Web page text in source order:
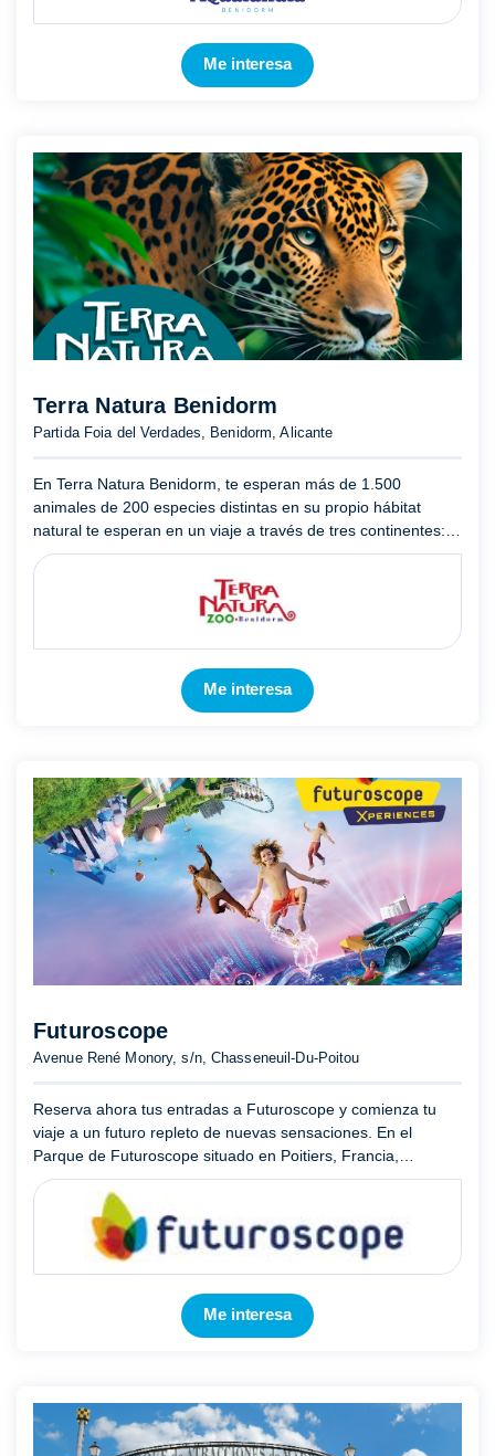
Me interesa
Terra Natura Benidorm
Partida Foia del Verdades, Benidorm, Alicante
En Terra Natura Benidorm, te esperan más de 1.500
animales de 200 especies distintas en su propio hábitat
natural te esperan en un viaje a través de tres continentes:
América, Asia y Europa. Elefantes, leones, tigres,
Mostrar más
Me interesa
Futuroscope
Avenue René Monory, s/n, Chasseneuil-Du-Poitou
Reserva ahora tus entradas a Futuroscope y comienza tu
viaje a un futuro repleto de nuevas sensaciones. En el
Parque de Futuroscope situado en Poitiers, Francia,
aprenderás y te divertirás al mismo tiempo sea cual sea tu
edad, pue ...Mostrar más
Me interesa